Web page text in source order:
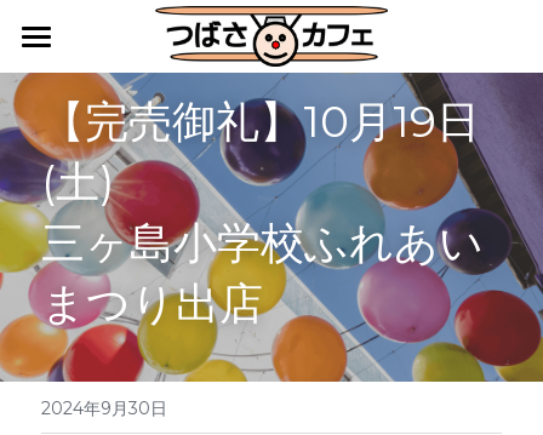
HOME
カフェレストラン
キッチンカー・地域活動
障害福祉サービス施設としての活動
アクセス
ご利用案内
つばさ便りバックナンバー
【完売御礼】10月19日
(土)
三ヶ島小学校ふれあい
まつり出店
2024年9月30日